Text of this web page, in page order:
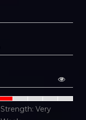
Strength: Very